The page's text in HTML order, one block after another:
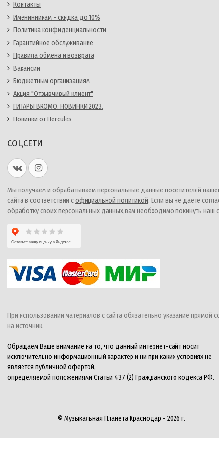
Контакты
Именинникам - скидка до 10%
Политика конфиденциальности
Гарантийное обслуживание
Правила обмена и возврата
Вакансии
Бюджетным организациям
Акция "Отзывчивый клиент"
ГИТАРЫ BROMO. НОВИНКИ 2023.
Новинки от Hercules
СОЦСЕТИ
Мы получаем и обрабатываем персональные данные посетителей
сайта в соответствии софициальной политикой. Если вы не даете
обработку своих персональных данных,вам необходимо покинуть наш
При использовании материалов с сайта обязательно указание прямой
на источник.
Обращаем Ваше внимание на то, что данный интернет-сайт носит
исключительно информационный характер и ни при каких условиях не
является публичной офертой,
определяемой положениями Статьи 437 (2) Гражданского кодекса РФ.
© Музыкальная Планета Краснодар - 2026 г.